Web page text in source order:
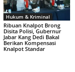
Hukum & Kriminal
Ribuan Knalpot Brong
Disita Polisi, Gubernur
Jabar Kang Dedi Bakal
Berikan Kompensasi
Knalpot Standar